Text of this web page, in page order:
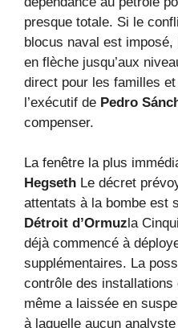
presque totale. Si le
blocus naval est
en flèche jusqu’aux
direct pour les familles
l’exécutif de Pedro
compenser.
La fenêtre la plus
Hegseth Le décret
attentats à la bombe est
Détroit d’Ormuzla
déjà commencé à
supplémentaires. La
contrôle des installations
même a laissée en
à laquelle aucun